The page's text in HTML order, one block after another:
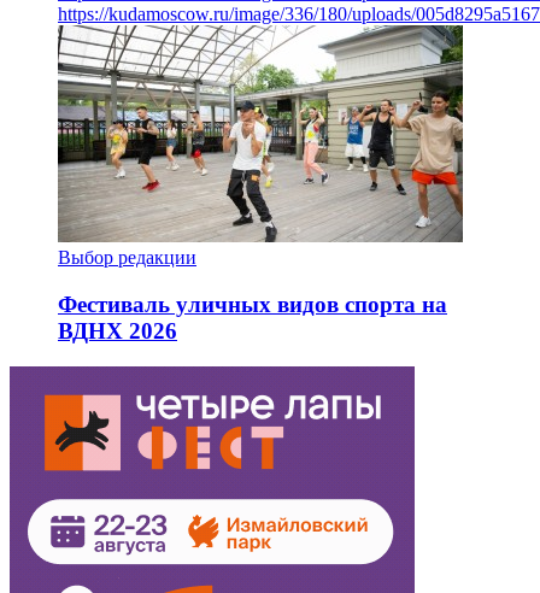
https://kudamoscow.ru/image/336/180/uploads/
Выбор редакции
Фестиваль уличных видов спорта на
ВДНХ 2026